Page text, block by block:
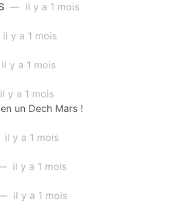
— il y a 1 mois
y a 1 mois
y a 1 mois
a 1 mois
un Dech Mars !
y a 1 mois
il y a 1 mois
il y a 1 mois